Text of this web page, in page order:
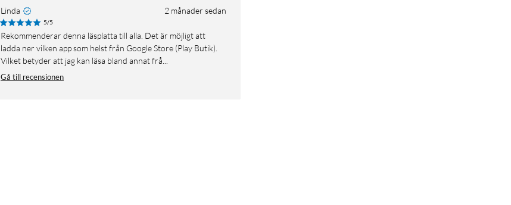
Linda 2 månader sedan
5/5
Rekommenderar denna läsplatta till alla. Det är möjligt att
ladda ner vilken app som helst från Google Store (Play Butik).
Vilket betyder att jag kan läsa bland annat frå...
Gå till recensionen